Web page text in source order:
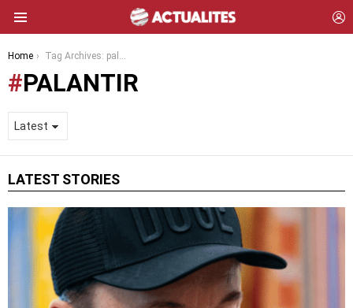
You are here:
Home Tag Archives: palantir
PALANTIR
LATEST STORIES